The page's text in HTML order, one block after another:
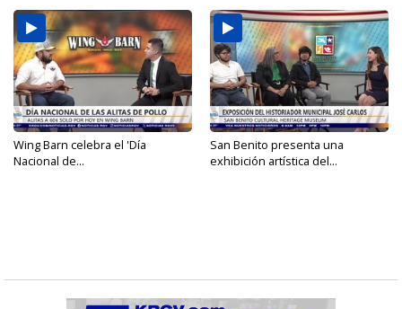
Wing Barn celebra el 'Día
Nacional de...
San Benito presenta una
exhibición artística del...